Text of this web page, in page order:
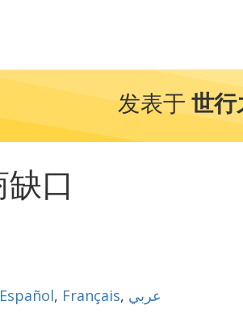
发表于 世行
口
Español, Français, عربي